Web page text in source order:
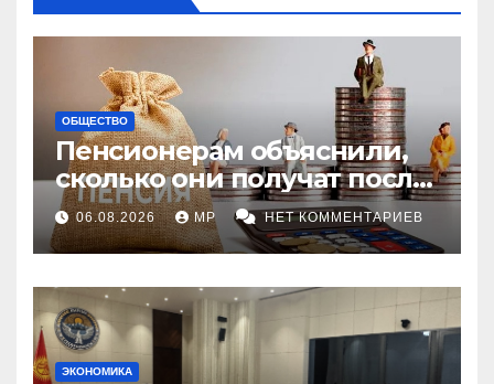
ОБЩЕСТВО
Пенсионерам объяснили,
сколько они получат после
индексации
06.08.2026 MP НЕТ КОММЕНТАРИЕВ
ЭКОНОМИКА